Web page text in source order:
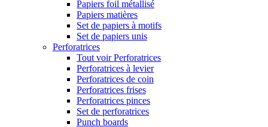
Papiers foil métallisé
Papiers matières
Set de papiers à motifs
Set de papiers unis
Perforatrices
Tout voir Perforatrices
Perforatrices à levier
Perforatrices de coin
Perforatrices frises
Perforatrices pinces
Set de perforatrices
Punch boards